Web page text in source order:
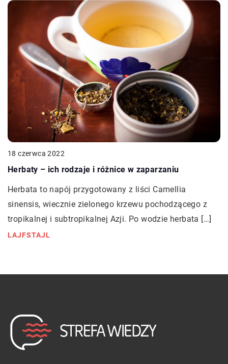
18 czerwca 2022
Herbaty – ich rodzaje i różnice w zaparzaniu
Herbata to napój przygotowany z liści Camellia
sinensis, wiecznie zielonego krzewu pochodzącego z
tropikalnej i subtropikalnej Azji. Po wodzie herbata […]
LAJFSTAJL